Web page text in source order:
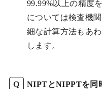
99.99%以上の精度
については検査機
細な計算方法もあ
します。
NIPTとNIPPTを同